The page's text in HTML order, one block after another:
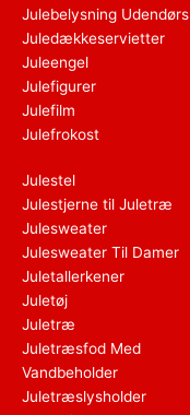
Julebelysning Udendørs
Juledækkeservietter
Juleengel
Julefigurer
Julefilm
Julefrokost
Julestel
Julestjerne til Juletræ
Julesweater
Julesweater Til Damer
Juletallerkener
Juletøj
Juletræ
Juletræsfod Med
Vandbeholder
Juletræslysholder